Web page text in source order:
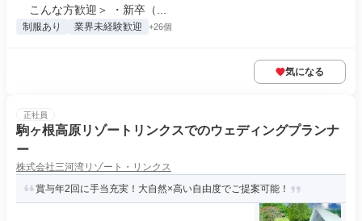
こんな方歓迎＞ ・新卒（...
制服あり 業界未経験歓迎 +26個
気になる
正社員
駒ヶ根高原リゾートリンクスでのウェディングプランナ
ー
株式会社三河湾リゾート・リンクス
賞与年2回に手当充実！大自然×高い自由度でご提案可能！